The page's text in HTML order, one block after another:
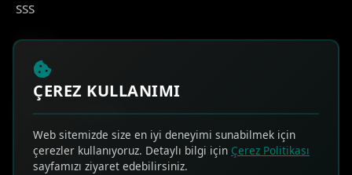
SSS
İletişim
HIZLI ERİŞİM
Online Teklif Al
ÇEREZ KULLANIMI
Web sitemizde size en iyi deneyimi sunabilmek için
çerezler kullanıyoruz. Detaylı bilgi için Çerez Politikası
sayfamızı ziyaret edebilirsiniz.